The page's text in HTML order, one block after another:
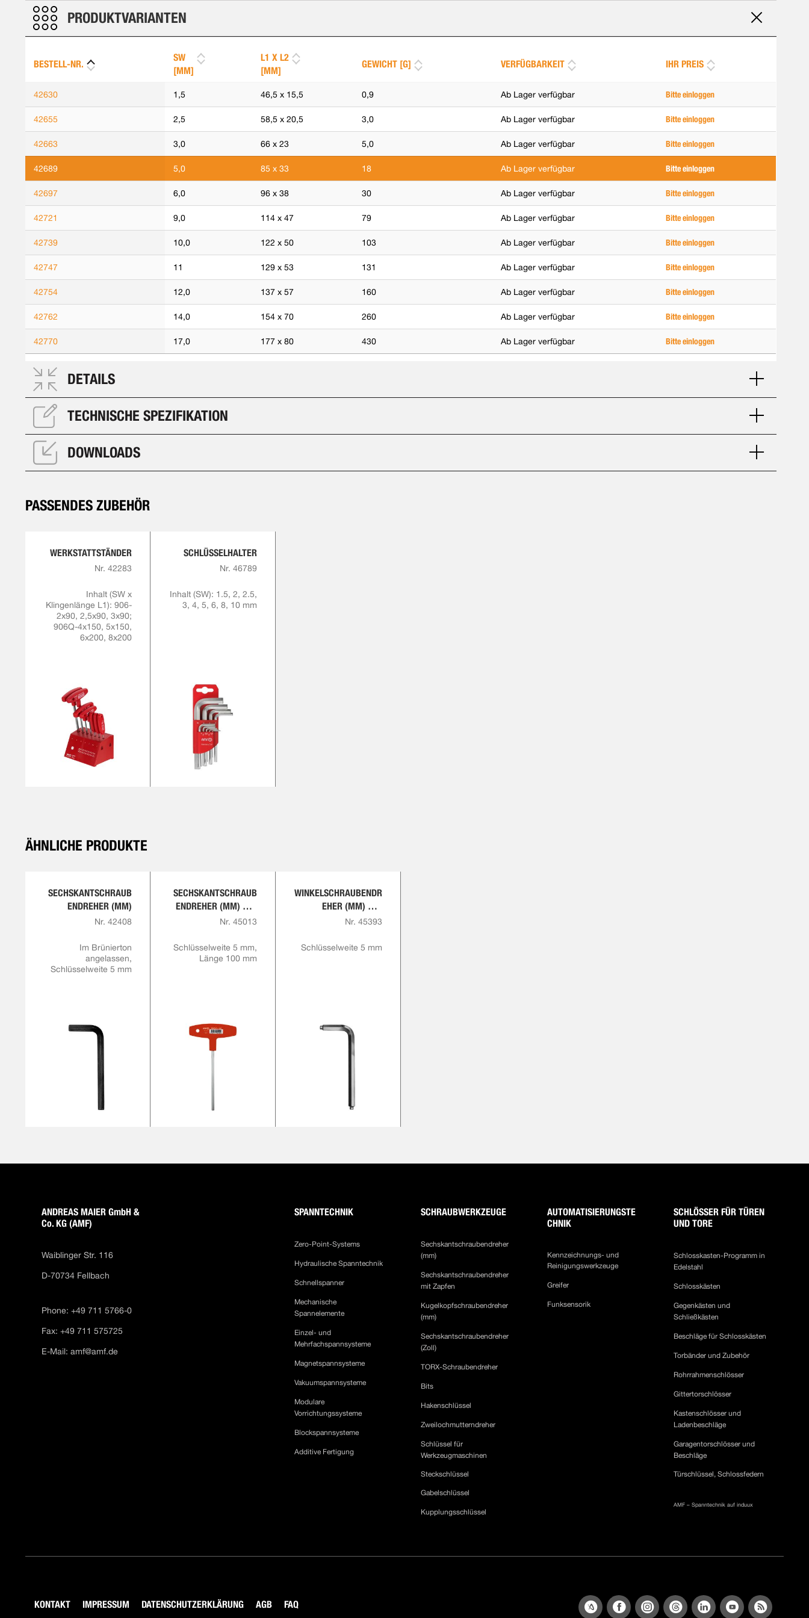
PRODUKTVARIANTEN
BESTELL-NR.
SW
[MM]
L1 X L2
[MM]
GEWICHT [G] VERFÜGBARKEIT IHR PREIS
42630 1,5 46,5 x 15,5 0,9 Ab Lager verfügbar Bitte einloggen
42655 2,5 58,5 x 20,5 3,0 Ab Lager verfügbar Bitte einloggen
42663 3,0 66 x 23 5,0 Ab Lager verfügbar Bitte einloggen
42689 5,0 85 x 33 18 Ab Lager verfügbar Bitte einloggen
42697 6,0 96 x 38 30 Ab Lager verfügbar Bitte einloggen
42721 9,0 114 x 47 79 Ab Lager verfügbar Bitte einloggen
42739 10,0 122 x 50 103 Ab Lager verfügbar Bitte einloggen
42747 11 129 x 53 131 Ab Lager verfügbar Bitte einloggen
42754 12,0 137 x 57 160 Ab Lager verfügbar Bitte einloggen
42762 14,0 154 x 70 260 Ab Lager verfügbar Bitte einloggen
42770 17,0 177 x 80 430 Ab Lager verfügbar Bitte einloggen
DETAILS
TECHNISCHE SPEZIFIKATION
DOWNLOADS
PASSENDES ZUBEHÖR
WERKSTATTSTÄNDER
Nr. 42283
Inhalt (SW x
Klingenlänge L1): 906-
2x90, 2,5x90, 3x90;
906Q-4x150, 5x150,
6x200, 8x200
SCHLÜSSELHALTER
Nr. 46789
Inhalt (SW): 1.5, 2, 2.5,
3, 4, 5, 6, 8, 10 mm
ÄHNLICHE PRODUKTE
SECHSKANTSCHRAUB
ENDREHER (MM)
Nr. 42408
Im Brünierton
angelassen,
Schlüsselweite 5 mm
SECHSKANTSCHRAUB
ENDREHER (MM) MIT
QUERGRIFF
Nr. 45013
Schlüsselweite 5 mm,
Länge 100 mm
WINKELSCHRAUBENDR
EHER (MM) MIT
ZAPFEN
Nr. 45393
Schlüsselweite 5 mm
ANDREAS MAIER GmbH &
Co. KG (AMF)
Waiblinger Str. 116
D-70734 Fellbach
Phone: +49 711 5766-0
Fax: +49 711 575725
E-Mail:amf@amf.de
SPANNTECHNIK
Zero-Point-Systems
Hydraulische Spanntechnik
Schnellspanner
Mechanische
Spannelemente
Einzel- und
Mehrfachspannsysteme
Magnetspannsysteme
Vakuumspannsysteme
Modulare
Vorrichtungssysteme
Blockspannsysteme
Additive Fertigung
SCHRAUBWERKZEUGE
Sechskantschraubendreher
(mm)
Sechskantschraubendreher
mit Zapfen
Kugelkopfschraubendreher
(mm)
Sechskantschraubendreher
(Zoll)
TORX-Schraubendreher
Bits
Hakenschlüssel
Zweilochmutterndreher
Schlüssel für
Werkzeugmaschinen
Steckschlüssel
Gabelschlüssel
Kupplungsschlüssel
AUTOMATISIERUNGSTE
CHNIK
Kennzeichnungs- und
Reinigungswerkzeuge
Greifer
Funksensorik
SCHLÖSSER FÜR TÜREN
UND TORE
Schlosskasten-Programm in
Edelstahl
Schlosskästen
Gegenkästen und
Schließkästen
Beschläge für Schlosskästen
Torbänder und Zubehör
Rohrrahmenschlösser
Gittertorschlösser
Kastenschlösser und
Ladenbeschläge
Garagentorschlösser und
Beschläge
Türschlüssel, Schlossfedern
AMF – Spanntechnik auf induux
KONTAKT IMPRESSUM DATENSCHUTZERKLÄRUNG AGB FAQ